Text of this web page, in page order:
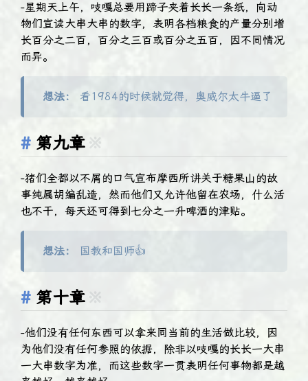
-星期天上午，吱嘎总要用蹄子夹着长长一条纸，向动
物们宣读大串大串的数字，表明各档粮食的产量分别增
长百分之二百，百分之三百或百分之五百，因不同情况
而异。
想法： 看1984的时候就觉得，奥威尔太牛逼了
第九章 ※
-猪们全都以不屑的口气宣布摩西所讲关于糖果山的故
事纯属胡编乱造，然而他们又允许他留在农场，什么活
也不干，每天还可得到七分之一升啤酒的津贴。
想法： 国教和国师👍
第十章 ※
-他们没有任何东西可以拿来同当前的生活做比较，因
为他们没有任何参照的依据，除非以吱嘎的长长一大串
一大串数字为准，而这些数字一贯表明任何事物都是越